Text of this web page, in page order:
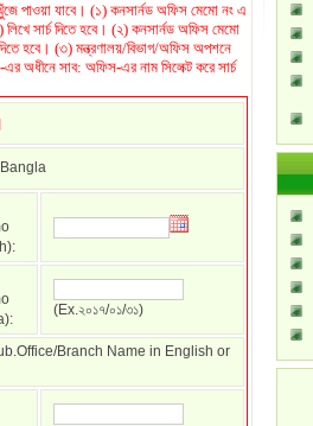
পাওয়া যাবে। (১) কনসার্নড অফিস মেমো নং এ
সার্চ দিতে হবে। (২) কনসার্নড অফিস মেমো
দিতে হবে। (৩) মন্ত্রণালয়/বিভাগ/অফিস অপশনে
অধীনে সাব: অফিস-এর নাম সিলেক্ট করে সার্চ
(Ex.২০১৭/০১/৩১)
Branch Name in English or